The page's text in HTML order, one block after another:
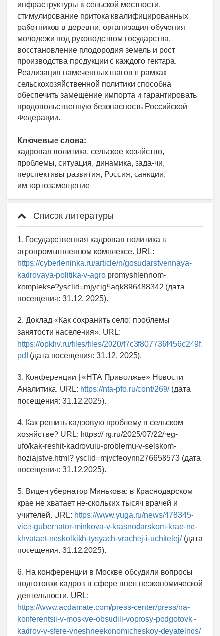
инфраструктуры в сельской местности,
стимулирование притока квалифицированных
работников в деревни, организация обучения
молодежи под руководством государства,
восстановление плодородия земель и рост
производства продукции с каждого гектара.
Реализация намеченных шагов в рамках
сельскохозяйственной политики способна
обеспечить замещение импорта и гарантировать
продовольственную безопасность Российской
Федерации.
Ключевые слова:
кадровая политика, сельское хозяйство,
проблемы, ситуация, динамика, зада-чи,
перспективы развития, Россия, санкции,
импортозамещение
Список литературы
1. Государственная кадровая политика в
агропромышленном комплексе. URL:
https://cyberleninka.ru/article/n/gosudarstvennaya-
kadrovaya-politika-v-agro promyshlennom-
komplekse?ysclid=mjycig5aqk896488342 (дата
посещения: 31.12. 2025).
2. Доклад «Как сохранить село: проблемы
занятости населения». URL:
https://opkhv.ru/files/files/2020/f7c3f807736f456c249f.
pdf(дата посещения: 31.12. 2025).
3. Конференции | «НТА Приволжье» Новости
Аналитика. URL: https://nta-pfo.ru/conf/269/(дата
посещения: 31.12.2025).
4. Как решить кадровую проблему в сельском
хозяйстве? URL: https:// rg.ru/2025/07/22/reg-
ufo/kak-reshit-kadrovuiu-problemu-v-selskom-
hoziajstve.html? ysclid=mjycfeoynn276658573 (дата
посещения: 31.12.2025).
5. Вице-губернатор Минькова: в Краснодарском
крае не хватает не-скольких тысяч врачей и
учителей. URL: https://www.yuga.ru/news/478345-
vice-gubernator-minkova-v-krasnodarskom-krae-ne-
khvataet-neskolkikh-tysyach-vrachej-i-uchitelej/(дата
посещения: 31.12.2025).
6. На конференции в Москве обсудили вопросы
подготовки кадров в сфере внешнеэкономической
деятельности. URL:
https://www.acdamate.com/press-center/press/na-
konferentsii-v-moskve-obsudili-voprosy-podgotovki-
kadrov-v-sfere-vneshneekonomicheskoy-deyatelnos/